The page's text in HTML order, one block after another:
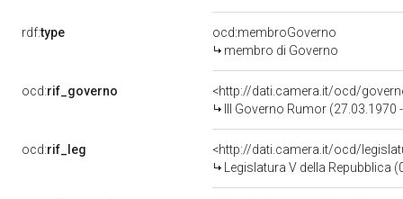
rdf:type
ocd:membroGoverno
membro di Governo
ocd:rif_governo
<http://dati.camera.it/ocd/
III Governo Rumor (27.03.1970
ocd:rif_leg
<http://dati.camera.it/ocd/
Legislatura V della Repubblica